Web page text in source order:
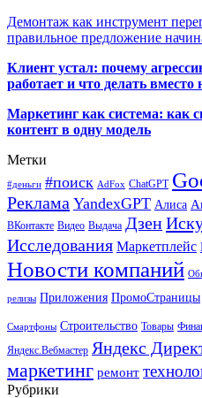
Демонтаж как инструмент
правильное предложение
Клиент устал: почему
работает и что делать вместо
Маркетинг как система: как
контент в одну модель
Метки
#деньги #поиск AdFox ChatGPT
Реклама YandexGPT Алиса
ВКонтакте Видео Выдача Дзен
Исследования Маркетплейс
Новости компаний
релизы Приложения ПромоСтраницы
Смартфоны Строительство Товары
Яндекс.Вебмастер Яндекс
маркетинг ремонт
Рубрики